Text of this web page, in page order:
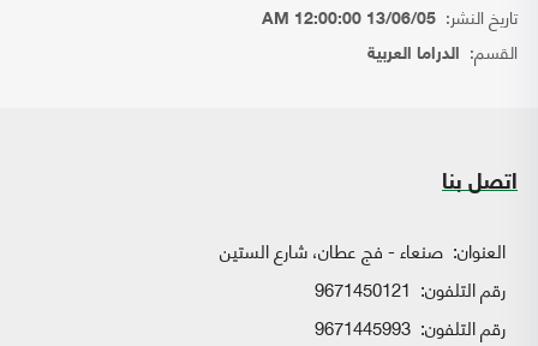
تاريخ النشر: 13/06/05 12:00:00 AM
القسم: الدراما العربية
اتصل بنا
العنوان: صنعاء - فج عطان، شارع الستين
رقم التلفون: 9671450121
رقم التلفون: 9671445993